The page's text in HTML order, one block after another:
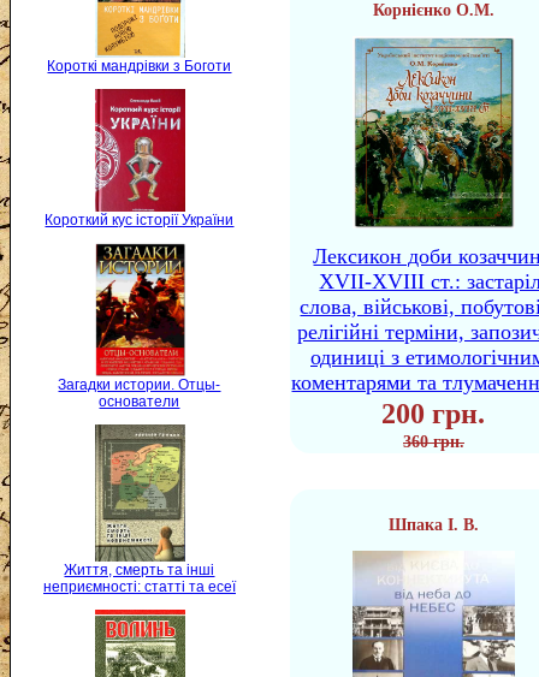
Короткі мандрівки з Боготи
Короткий кус історії України
Загадки истории. Отцы-
основатели
Життя, смерть та інші
неприємності: статті та есеї
Корнієнко О.М.
Лексикон доби
XVII-XVIII ст.:
слова, військові,
релігійні терміни,
одиниці з
коментарями та
200 грн.
360 грн.
Шпака І. В.